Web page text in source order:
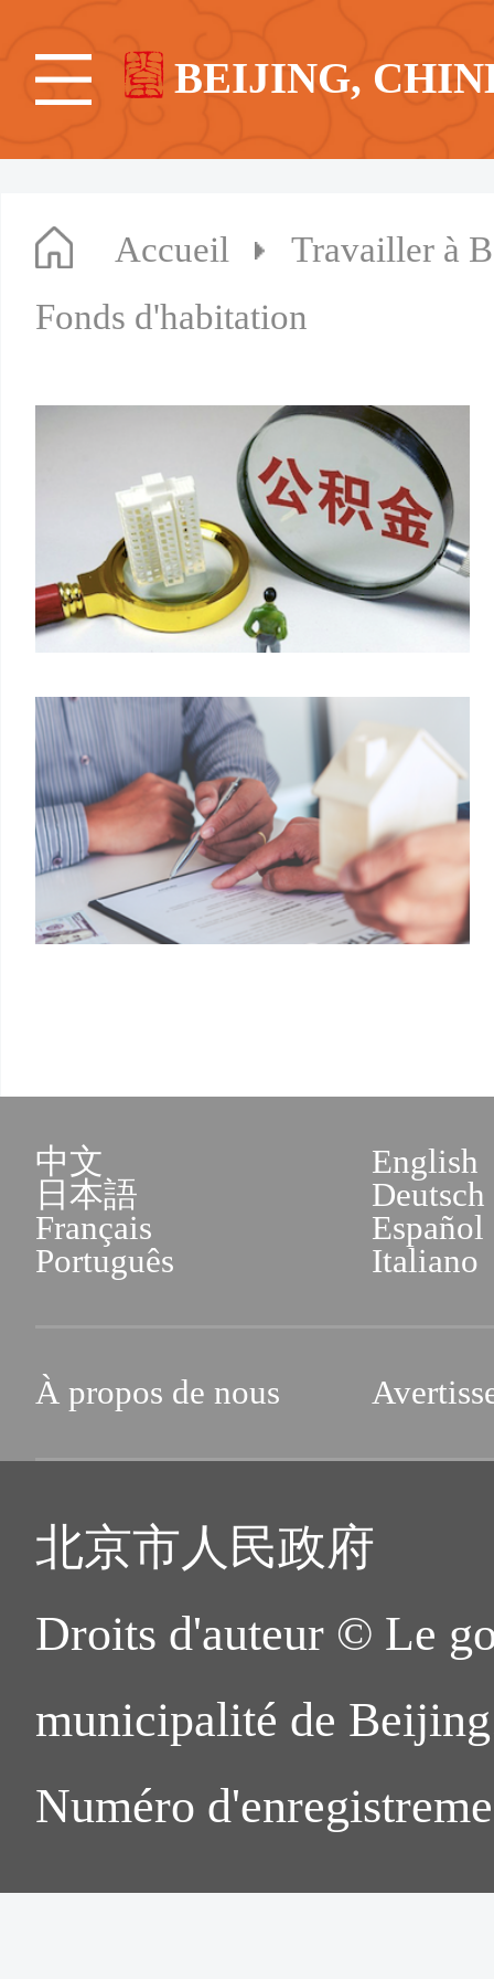
BEIJING,
Accueil
Travailler à
Fonds d'habitation
中文
English
日本語
Deutsch
Français
Español
Português
Italiano
À propos de nous
北京市人民政府
Droits d'auteur © Le
municipalité de
Numéro